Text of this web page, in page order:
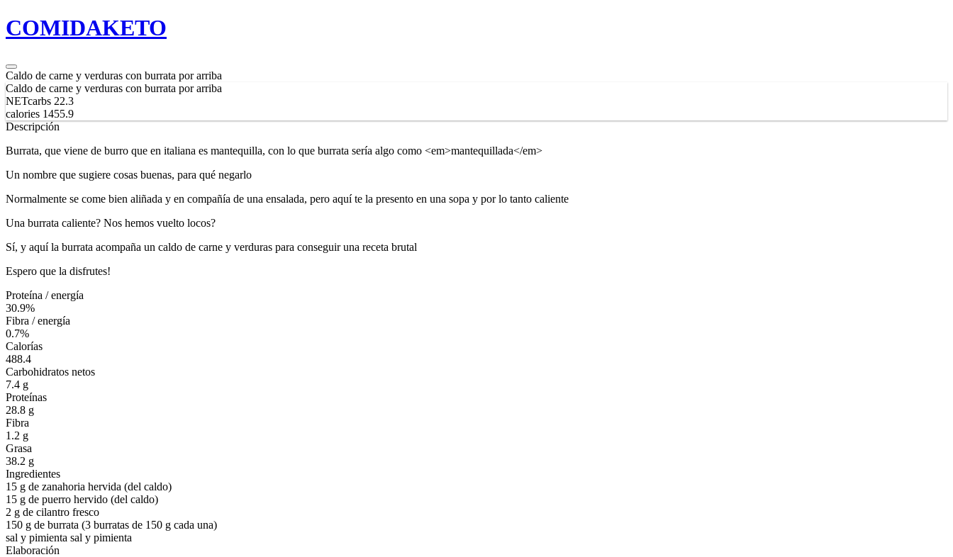
COMIDAKETO
Caldo de carne y verduras con burrata por arriba
Caldo de carne y verduras con burrata por arriba
NETcarbs 22.3
calories 1455.9
Descripción
Burrata, que viene de burro que en italiana es mantequilla, con lo que burrata sería algo como <em>mantequillada</em>
Un nombre que sugiere cosas buenas, para qué negarlo
Normalmente se come bien aliñada y en compañía de una ensalada, pero aquí te la presento en una sopa y por lo tanto caliente
Una burrata caliente? Nos hemos vuelto locos?
Sí, y aquí la burrata acompaña un caldo de carne y verduras para conseguir una receta brutal
Espero que la disfrutes!
Proteína / energía
30.9%
Fibra / energía
0.7%
Calorías
488.4
Carbohidratos netos
7.4 g
Proteínas
28.8 g
Fibra
1.2 g
Grasa
38.2 g
Ingredientes
15 g de zanahoria hervida (del caldo)
15 g de puerro hervido (del caldo)
2 g de cilantro fresco
150 g de burrata (3 burratas de 150 g cada una)
sal y pimienta sal y pimienta
Elaboración